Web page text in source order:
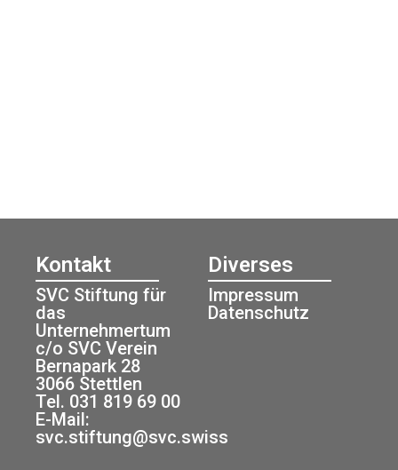
Kontakt
SVC Stiftung für
das
Unternehmertum
c/o SVC Verein
Bernapark 28
3066 Stettlen
Tel. 031 819 69 00
E-Mail:
svc.stiftung@svc.swiss
Diverses
Impressum
Datenschutz